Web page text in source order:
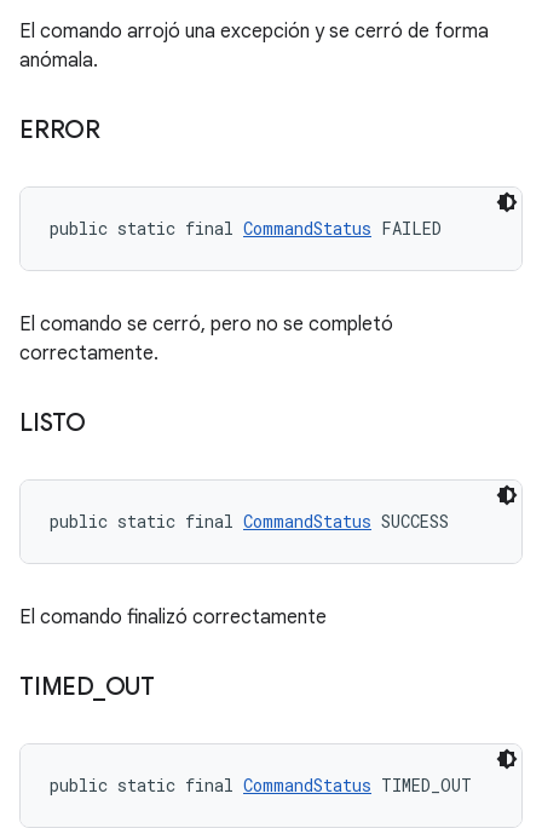
El comando arrojó una excepción y se cerró de forma
anómala.
ERROR
public static final CommandStatus FAILED
El comando se cerró, pero no se completó
correctamente.
LISTO
public static final CommandStatus SUCCESS
El comando finalizó correctamente
TIMED_ OUT
public static final CommandStatus TIMED_OUT